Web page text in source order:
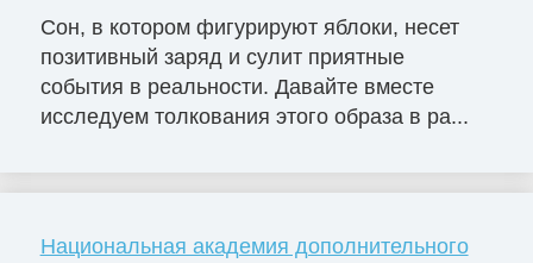
Сон, в котором фигурируют яблоки, несет
позитивный заряд и сулит приятные
события в реальности. Давайте вместе
исследуем толкования этого образа в ра...
Национальная академия дополнительного